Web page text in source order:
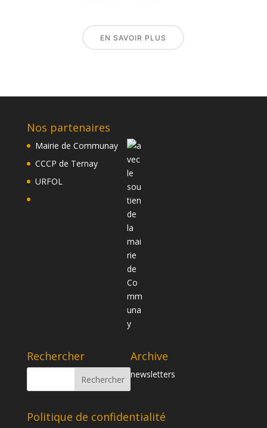
EN SAVOIR PLUS
Nos partenaires
Mairie de Communay
CCCP de Ternay
URFOL
Rechercher Archive
newsletters
Politique de confidentialité